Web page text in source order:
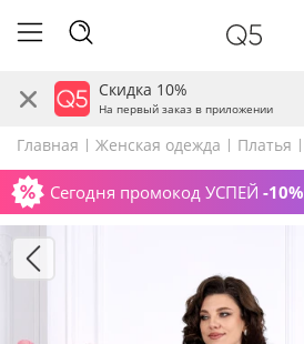
Скидка 10%
На первый заказ в приложении
Главная Женская одежда Платья
Сегодня промокод УСПЕЙ -10%